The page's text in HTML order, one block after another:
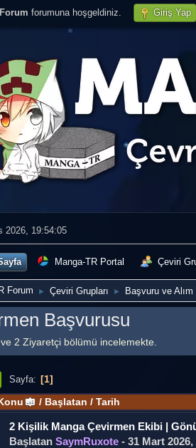
forumuna hoşgeldiniz. Giriş Yap
2026, 19:54:05
Manga-TR Portal Çeviri
Forum ► Çeviri Grupları ► Başvuru ve Alım
Başvurusu
2 Ziyaretçi bölümü incelemekte.
Sayfa 1
/ Başlatan / Tarih
2 Kişilik Manga Çevirmen Ekibi |
Başlatan SaymRuxote - 31 Mart 2026,